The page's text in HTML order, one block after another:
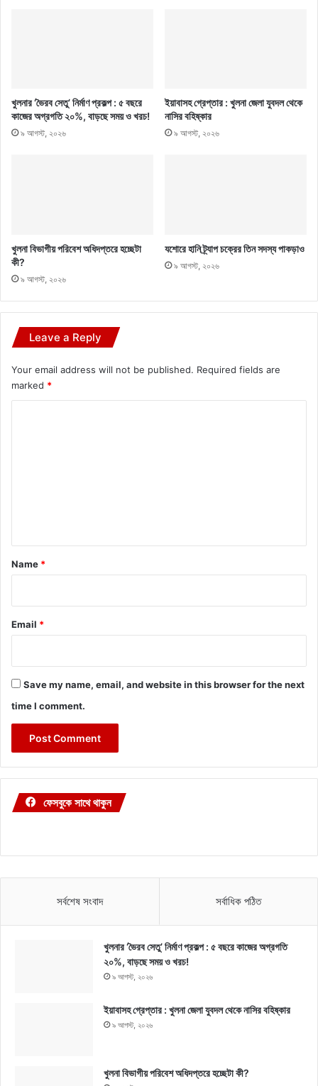
খুলনার ‘ভৈরব সেতু’ নির্মাণ প্রকল্প : ৫ বছরে
কাজের অগ্রগতি ২০%, বাড়ছে সময় ও খরচ!
৯ আগস্ট, ২০২৬
ইয়াবাসহ গ্রেপ্তার : খুলনা জেলা যুবদল থেকে
নাসির বহিষ্কার
৯ আগস্ট, ২০২৬
খুলনা বিভাগীয় পরিবেশ অধিদপ্তরে হচ্ছেটা
কী?
৯ আগস্ট, ২০২৬
যশোরে হানি ট্র্যাপ চক্রের তিন সদস্য পাকড়াও
৯ আগস্ট, ২০২৬
Leave a Reply
Your email address will not be published. Required fields are
marked *
*
Name *
Email *
Save my name, email, and website in this browser for the next
time I comment.
ফেসবুকে সাথে থাকুন
সর্বশেষ সংবাদ সর্বাধিক পঠিত
খুলনার ‘ভৈরব সেতু’ নির্মাণ প্রকল্প : ৫ বছরে কাজের অগ্রগতি
২০%, বাড়ছে সময় ও খরচ!
৯ আগস্ট, ২০২৬
ইয়াবাসহ গ্রেপ্তার : খুলনা জেলা যুবদল থেকে নাসির বহিষ্কার
৯ আগস্ট, ২০২৬
খুলনা বিভাগীয় পরিবেশ অধিদপ্তরে হচ্ছেটা কী?